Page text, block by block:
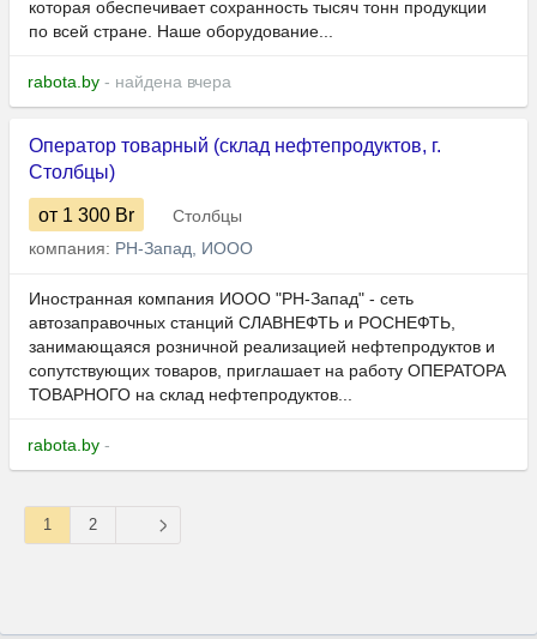
которая обеспечивает сохранность тысяч тонн продукции
по всей стране. Наше оборудование...
rabota.by - найдена вчера
Оператор товарный (склад нефтепродуктов, г.
Столбцы)
от 1 300 Br
Столбцы
компания: РН-Запад, ИООО
Иностранная компания ИООО "РН-Запад" - сеть
автозаправочных станций СЛАВНЕФТЬ и РОСНЕФТЬ,
занимающаяся розничной реализацией нефтепродуктов и
сопутствующих товаров, приглашает на работу ОПЕРАТОРА
ТОВАРНОГО на склад нефтепродуктов...
rabota.by -
1 2